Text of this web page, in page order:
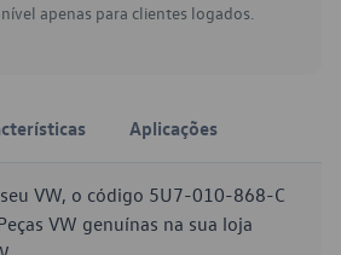
apenas para clientes logados.
Aplicações
VW, o código 5U7-010-868-C
VW genuínas na sua loja